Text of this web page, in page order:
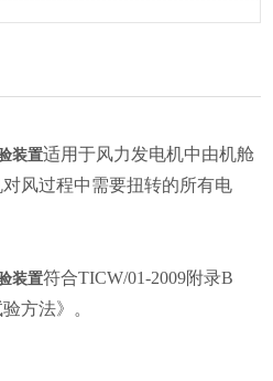
装置适用于风力发电机中由机舱
风过程中需要扭转的所有电
装置符合TICW/01-2009附录B
方法》。